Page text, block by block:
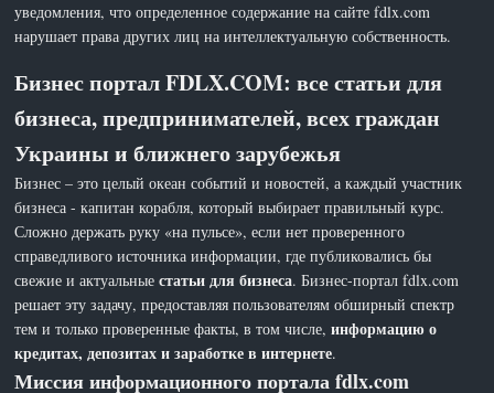
уведомления, что определенное содержание на сайте fdlx.com
нарушает права других лиц на интеллектуальную собственность.
Бизнес портал FDLX.COM: все статьи для
бизнеса, предпринимателей, всех граждан
Украины и ближнего зарубежья
Бизнес – это целый океан событий и новостей, а каждый участник
бизнеса - капитан корабля, который выбирает правильный курс.
Сложно держать руку «на пульсе», если нет проверенного
справедливого источника информации, где публиковались бы
свежие и актуальныестатьи для бизнеса. Бизнес-портал fdlx.com
решает эту задачу, предоставляя пользователям обширный спектр
тем и только проверенные факты, в том числе,информацию о
кредитах, депозитах и заработке в интернете.
Миссия информационного портала fdlx.com